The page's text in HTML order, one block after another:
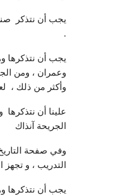
يجب أن نتذكر
.
يجب أن نتذكرها
وعمران ، ومن
وأكثر من ذلك ،
علينا أن
الجريحة آنذاك
وفي صفحة
التدريب ، و تجهز
يجب أن نتذكرها